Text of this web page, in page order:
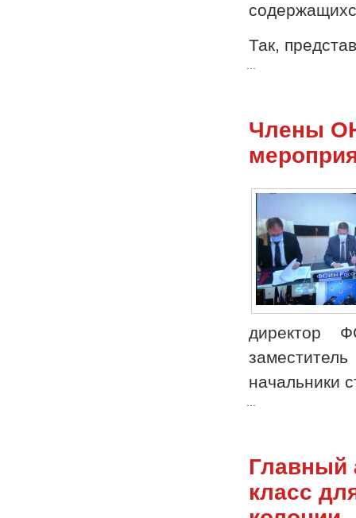
Так,
Члены
директор
начальники
Главный
класс